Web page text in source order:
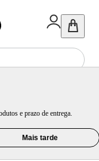
e prazo de entrega.
Mais tarde